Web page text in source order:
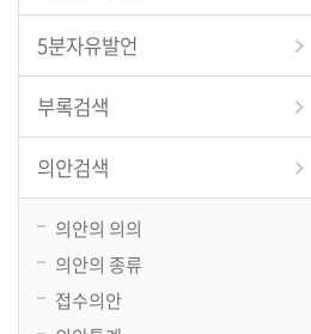
5분자유발언
부록검색
의안검색
의안의 의의
의안의 종류
접수의안